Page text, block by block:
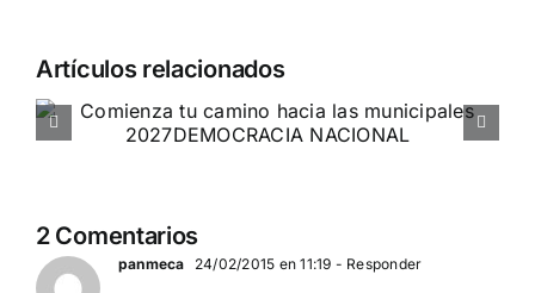
Artículos relacionados
Entrevista a Jennifer Amaro
2 Comentarios
panmeca 24/02/2015 en 11:19 - Responder